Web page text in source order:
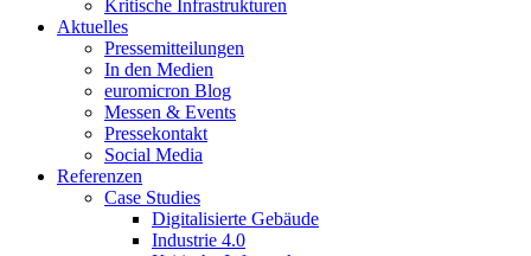
Kritische Infrastrukturen
Aktuelles
Pressemitteilungen
In den Medien
euromicron Blog
Messen & Events
Pressekontakt
Social Media
Referenzen
Case Studies
Digitalisierte Gebäude
Industrie 4.0